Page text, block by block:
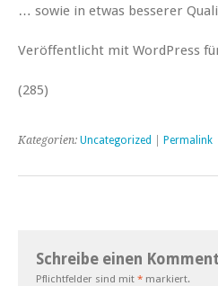
… sowie in etwas besserer
Veröffentlicht mit WordPress
(285)
Kategorien: Uncategorized Permalink
Schreibe einen
Pflichtfelder sind mit * markiert.